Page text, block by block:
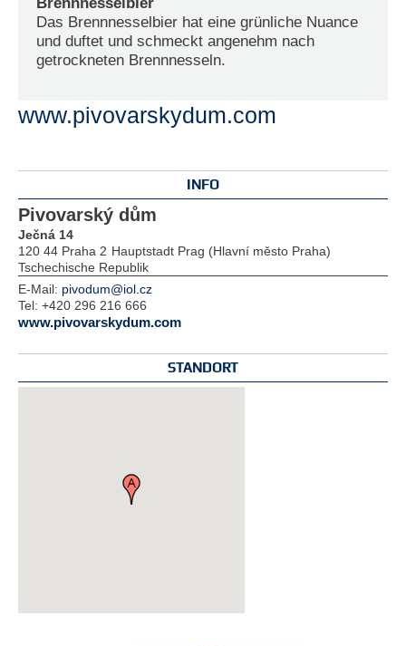
Brennnesselbier
Das Brennnesselbier hat eine grünliche Nuance
und duftet und schmeckt angenehm nach
getrockneten Brennnesseln.
www.pivovarskydum.com
INFO
Pivovarský dům
Ječná 14
120 44 Praha 2 Hauptstadt Prag (Hlavní město Praha)
Tschechische Republik
E-Mail: pivodum@iol.cz
Tel: +420 296 216 666
www.pivovarskydum.com
STANDORT